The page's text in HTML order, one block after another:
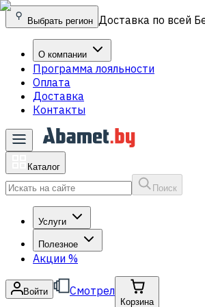
Выбрать регион Доставка по всей
О компании
Программа лояльности
Оплата
Доставка
Контакты
Каталог
Поиск
Услуги
Полезное
Акции %
Войти Смотрел
Корзина